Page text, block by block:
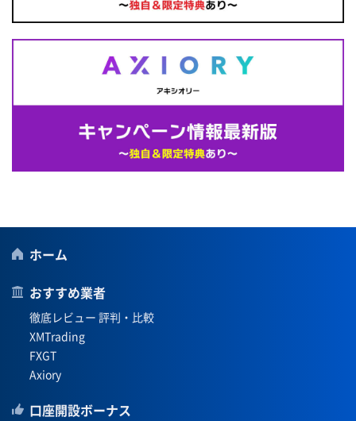
ホーム
おすすめ業者
徹底レビュー 評判・比較
XMTrading
FXGT
Axiory
口座開設ボーナス